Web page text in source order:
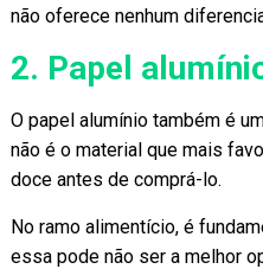
não oferece nenhum
2. Papel
O papel alumínio também é
não é o material que mais
doce antes de comprá-lo.
No ramo alimentício, é
essa pode não ser a melhor